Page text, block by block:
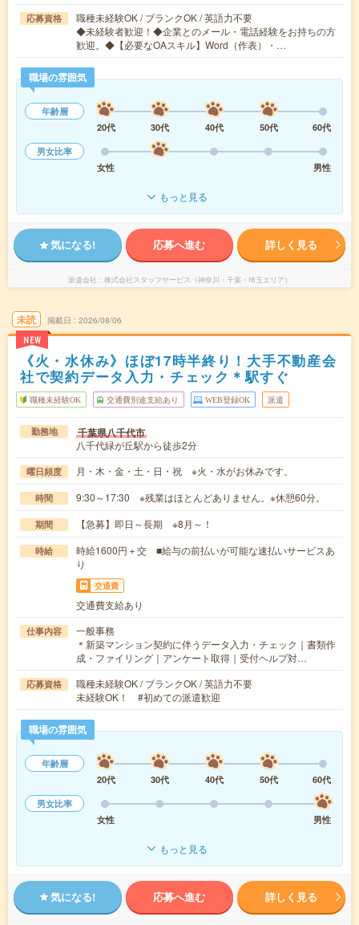
応募資格
職種未経験OK / ブランクOK / 英語力不要
◆未経験者歓迎！◆企業とのメール・電話経験をお持ちの方
歓迎。◆【必要なOAスキル】Word（作表）・…
職場の雰囲気
年齢層
20代
30代 40代 50代
60代
男女比率
女性
男性
もっと見る
気になる! 応募へ進む 詳しく見る
派遣会社 株式会社スタッフサービス（神奈川・千葉・埼玉エリア）
未読
NEW
掲載日 2026/08/06
《火・水休み》ほぼ17時半終り！大手不動産会
社で契約データ入力・チェック＊駅すぐ
職種未経験OK 交通費別途支給あり WEB登録OK 派遣
勤務地 千葉県八千代市
八千代緑が丘駅から徒歩2分
曜日頻度 月・木・金・土・日・祝 ※火・水がお休みです。
時間 9:30～17:30 ※残業はほとんどありません。※休憩60分。
期間 【急募】即日～長期 ※8月～！
時給
時給1600円＋交 ■給与の前払いが可能な速払いサービスあ
り
交通費
交通費支給あり
仕事内容
一般事務
＊新築マンション契約に伴うデータ入力・チェック｜書類作
成・ファイリング｜アンケート取得｜受付ヘルプ対…
応募資格
職種未経験OK / ブランクOK / 英語力不要
未経験OK！ #初めての派遣歓迎
職場の雰囲気
年齢層
20代
30代 40代 50代
60代
男女比率
女性
男性
もっと見る
気になる! 応募へ進む 詳しく見る